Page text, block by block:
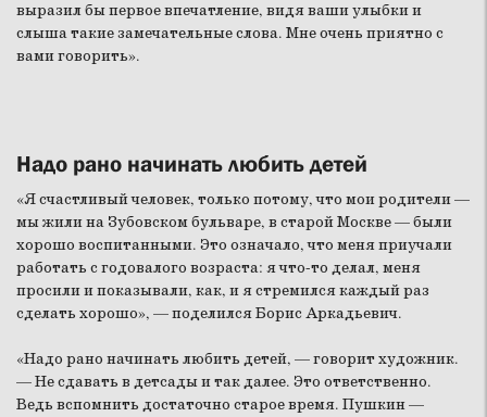
выразил бы первое впечатление, видя ваши улыбки и
слыша такие замечательные слова. Мне очень приятно с
вами говорить».
Надо рано начинать любить детей
«Я счастливый человек, только потому, что мои родители —
мы жили на Зубовском бульваре, в старой Москве — были
хорошо воспитанными. Это означало, что меня приучали
работать с годовалого возраста: я что-то делал, меня
просили и показывали, как, и я стремился каждый раз
сделать хорошо», — поделился Борис Аркадьевич.
«Надо рано начинать любить детей, — говорит художник.
— Не сдавать в детсады и так далее. Это ответственно.
Ведь вспомнить достаточно старое время. Пушкин —